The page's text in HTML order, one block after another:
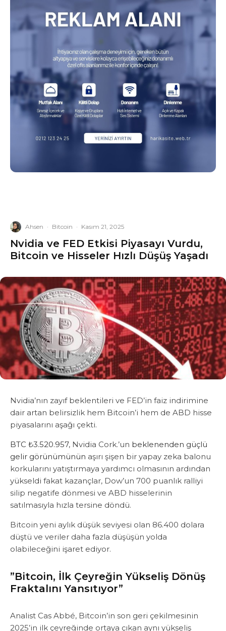
Ahsen · Bitcoin · Kasım 21, 2025
Nvidia ve FED Etkisi Piyasayı Vurdu,
Bitcoin ve Hisseler Hızlı Düşüş Yaşadı
Nvidia’nın zayıf beklentileri ve FED’in faiz indirimine
dair artan belirsizlik hem Bitcoin’i hem de ABD hisse
piyasalarını aşağı çekti.
BTC ₺3.520.957, Nvidia Cork.’un beklenenden güçlü
gelir görünümünün aşırı şişen bir yapay zeka balonu
korkularını yatıştırmaya yardımcı olmasının ardından
yükseldi fakat kazançlar, Dow’un 700 puanlık ralliyi
silip negatife dönmesi ve ABD hisselerinin
satılmasıyla hızla tersine döndü.
Bitcoin yeni aylık düşük seviyesi olan 86.400 dolara
düştü ve veriler daha fazla düşüşün yolda
olabileceğini işaret ediyor.
”Bitcoin, İlk Çeyreğin Yükseliş Dönüş
Fraktalını Yansıtıyor”
Analist Cas Abbé, Bitcoin’in son geri çekilmesinin
2025’in ilk çeyreğinde ortaya çıkan aynı yükseliş